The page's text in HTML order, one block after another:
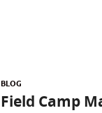
BLOG
Field Camp